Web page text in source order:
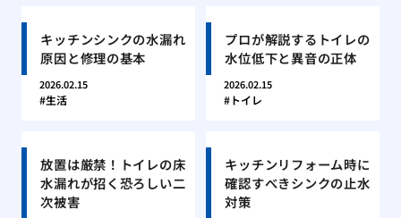
キッチンシンクの水漏れ
原因と修理の基本
2026.02.15
生活
プロが解説するトイレの
水位低下と異音の正体
2026.02.15
トイレ
放置は厳禁！トイレの床
水漏れが招く恐ろしい二
次被害
キッチンリフォーム時に
確認すべきシンクの止水
対策